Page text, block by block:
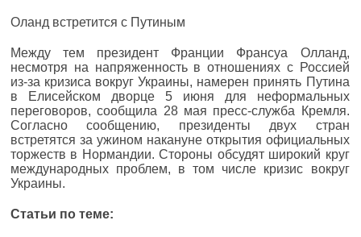
Оланд встретится с Путиным
Между тем президент Франции Франсуа Олланд,
несмотря на напряженность в отношениях с Россией
из-за кризиса вокруг Украины, намерен принять Путина
в Елисейском дворце 5 июня для неформальных
переговоров, сообщила 28 мая пресс-служба Кремля.
Согласно сообщению, президенты двух стран
встретятся за ужином накануне открытия официальных
торжеств в Нормандии. Стороны обсудят широкий круг
международных проблем, в том числе кризис вокруг
Украины.
Статьи по теме: